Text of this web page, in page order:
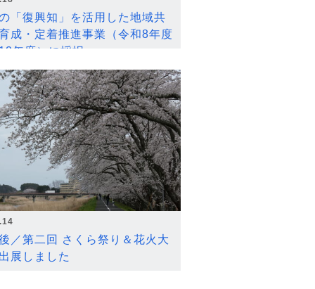
「復興知」を活用した地域共
成・定着推進事業（令和8年度
年度）に採択
／第二回 さくら祭り＆花火大
展しました